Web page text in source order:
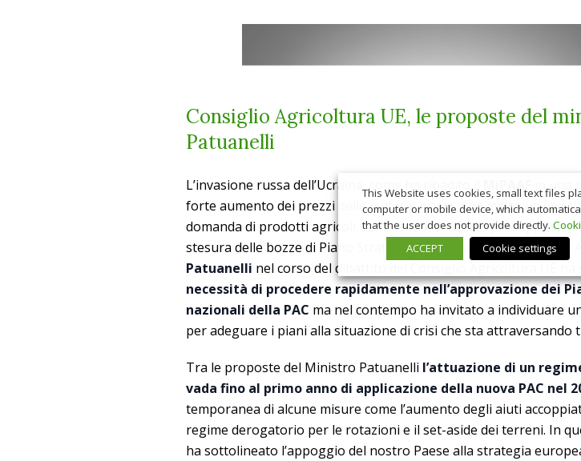
Consiglio Agricoltura UE, le proposte del
Patuanelli
L’invasione russa dell’Ucraina, come ha ribadito il MiPAAF
in una
forte aumento dei prezzi delle materie prime e ha avuto un
domanda di prodotti agricoli, cambiando, di fatto, i presupposti
stesura delle bozze di Piano Strategico. Il Ministro delle Politiche
Patuanelli nel corso del dibattito del Consiglio Agricoltura UE ha
necessità di procedere rapidamente nell’approvazione dei
nazionali della PAC ma nel contempo ha invitato a individuare
per adeguare i piani alla situazione di crisi che sta attraversando
Tra le proposte del Ministro Patuanelli l’attuazione di un
vada fino al primo anno di applicazione della nuova PAC nel
temporanea di alcune misure come l’aumento degli aiuti
regime derogatorio per le rotazioni e il set-aside dei terreni. In
ha sottolineato l’appoggio del nostro Paese alla strategia
This Website uses cookies, small text files
computer or mobile device, which
that the user does not provide directly.
ACCEPT
Cookie settings